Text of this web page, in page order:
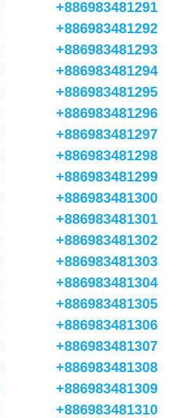
+886983481291
+886983481292
+886983481293
+886983481294
+886983481295
+886983481296
+886983481297
+886983481298
+886983481299
+886983481300
+886983481301
+886983481302
+886983481303
+886983481304
+886983481305
+886983481306
+886983481307
+886983481308
+886983481309
+886983481310